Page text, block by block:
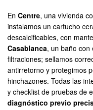
En Centre, una vivienda
instalamos un cartucho
descalcificables, con
Casablanca, un baño con
filtraciones; sellamos
antirretorno y protegimos
hinchazones. Todas las
y checklist de pruebas de
diagnóstico previo